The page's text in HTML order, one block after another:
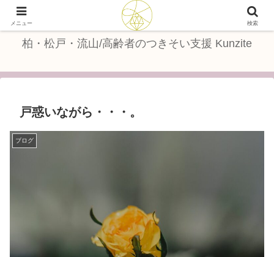
つきそい支援で、暮らしに笑顔を
柏・松戸・流山/高齢者のつきそい支援 Kunzite
戸惑いながら・・・。
ブログ
メニュー 検索